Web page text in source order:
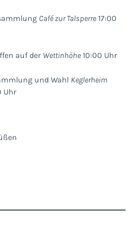
Café zur Talsperre 17:00
auf der Wettinhöhe 10:00 Uhr
und Wahl Keglerheim
Uhr